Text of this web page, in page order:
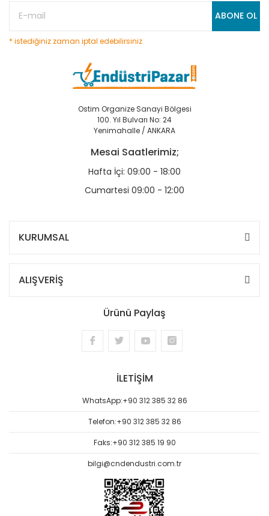
ABONE OL
* istediğiniz zaman iptal edebilirsiniz
Ostim Organize Sanayi Bölgesi
100. Yıl Bulvarı No: 24
Yenimahalle / ANKARA
Mesai Saatlerimiz;
Hafta İçi: 09:00 - 18:00
Cumartesi 09:00 - 12:00
KURUMSAL
ALIŞVERİŞ
Ürünü Paylaş
İLETİŞİM
WhatsApp:+90 312 385 32 86
Telefon:+90 312 385 32 86
Faks:+90 312 385 19 90
bilgi@cndendustri.com.tr